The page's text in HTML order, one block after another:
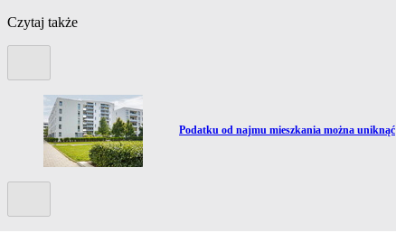
Czytaj także
Przejdź do artykułu:
Podatku od najmu mieszkania można uniknąć